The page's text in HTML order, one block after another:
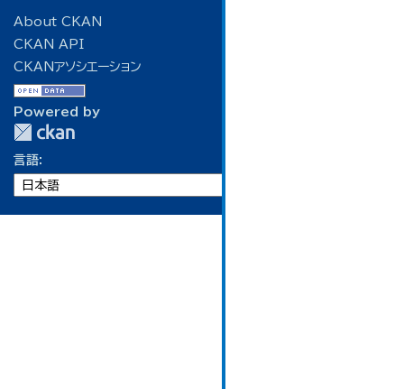
About CKAN
CKAN API
CKANアソシエーション
Powered by
言語